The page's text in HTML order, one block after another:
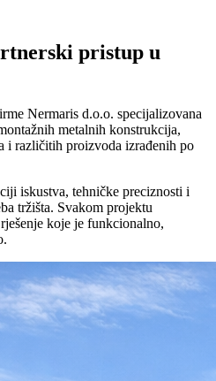
pristup u
Nermaris d.o.o. specijalizovana
metalnih konstrukcija,
i različitih proizvoda izrađenih po
iskustva, tehničke preciznosti i
tržišta. Svakom projektu
koje je funkcionalno,